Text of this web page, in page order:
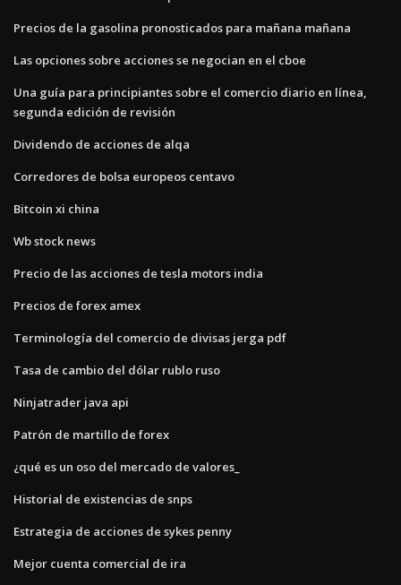
Precios de la gasolina pronosticados para mañana mañana
Las opciones sobre acciones se negocian en el cboe
Una guía para principiantes sobre el comercio diario en línea,
segunda edición de revisión
Dividendo de acciones de alqa
Corredores de bolsa europeos centavo
Bitcoin xi china
Wb stock news
Precio de las acciones de tesla motors india
Precios de forex amex
Terminología del comercio de divisas jerga pdf
Tasa de cambio del dólar rublo ruso
Ninjatrader java api
Patrón de martillo de forex
¿qué es un oso del mercado de valores_
Historial de existencias de snps
Estrategia de acciones de sykes penny
Mejor cuenta comercial de ira